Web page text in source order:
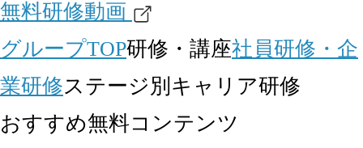
無料研修動画
グループTOP研修・講座社員研修・企
業研修ステージ別キャリア研修
おすすめ無料コンテンツ